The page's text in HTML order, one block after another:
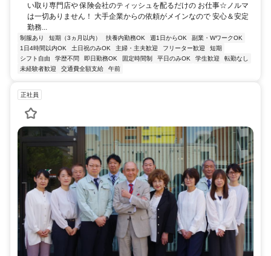
い取り専門店や 保険会社のティッシュを配るだけの お仕事☆ノルマ
は一切ありません！ 大手企業からの依頼がメインなので 安心＆安定
勤務...
制服あり 短期（3ヵ月以内） 扶養内勤務OK 週1日からOK
副業・WワークOK
1日4時間以内OK
土日祝のみOK 主婦・主夫歓迎 フリーター歓迎
短期
シフト自由
学歴不問 即日勤務OK 固定時間制 平日のみOK 学生歓迎
転勤なし
未経験者歓迎
交通費全額支給 午前
正社員